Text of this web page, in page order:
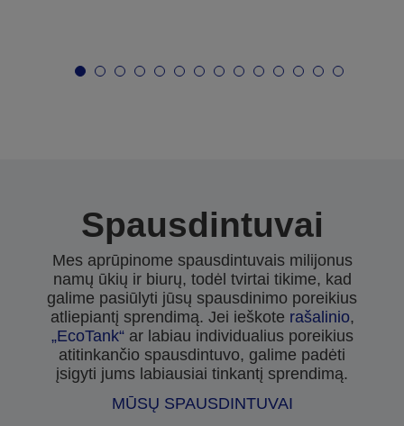
Spausdintuvai
Mes aprūpinome spausdintuvais milijonus
namų ūkių ir biurų, todėl tvirtai tikime, kad
galime pasiūlyti jūsų spausdinimo poreikius
atliepiantį sprendimą. Jei ieškote rašalinio,
„EcoTank“ar labiau individualius poreikius
atitinkančio spausdintuvo, galime padėti
įsigyti jums labiausiai tinkantį sprendimą.
MŪSŲ SPAUSDINTUVAI